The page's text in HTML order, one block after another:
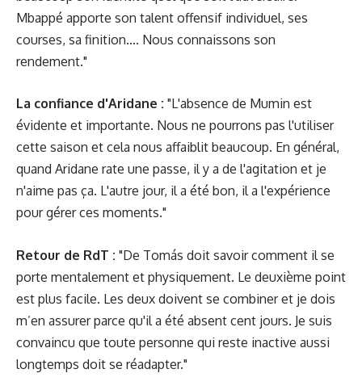
Mbappé apporte son talent offensif individuel, ses
courses, sa finition.... Nous connaissons son
rendement."
La confiance d'Aridane : "L'absence de Mumin est
évidente et importante. Nous ne pourrons pas l'utiliser
cette saison et cela nous affaiblit beaucoup. En général,
quand Aridane rate une passe, il y a de l'agitation et je
n'aime pas ça. L'autre jour, il a été bon, il a l'expérience
pour gérer ces moments."
Retour de RdT : "De Tomás doit savoir comment il se
porte mentalement et physiquement. Le deuxième point
est plus facile. Les deux doivent se combiner et je dois
m’en assurer parce qu'il a été absent cent jours. Je suis
convaincu que toute personne qui reste inactive aussi
longtemps doit se réadapter."